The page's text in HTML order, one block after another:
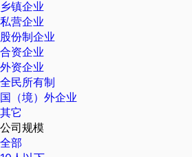
乡镇企业
私营企业
股份制企业
合资企业
外资企业
全民所有制
国（境）外企业
其它
公司规模
全部